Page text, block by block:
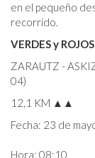
en el pequeño
recorrido.
VERDES y ROJOS
ZARAUTZ -
04)
12,1 KM ▲▲
Fecha: 23 de
Hora: 08:10